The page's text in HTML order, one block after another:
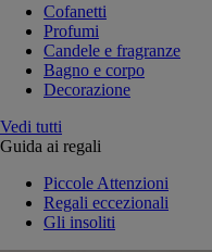
Cofanetti
Profumi
Candele e fragranze
Bagno e corpo
Decorazione
Vedi tutti
Guida ai regali
Piccole Attenzioni
Regali eccezionali
Gli insoliti